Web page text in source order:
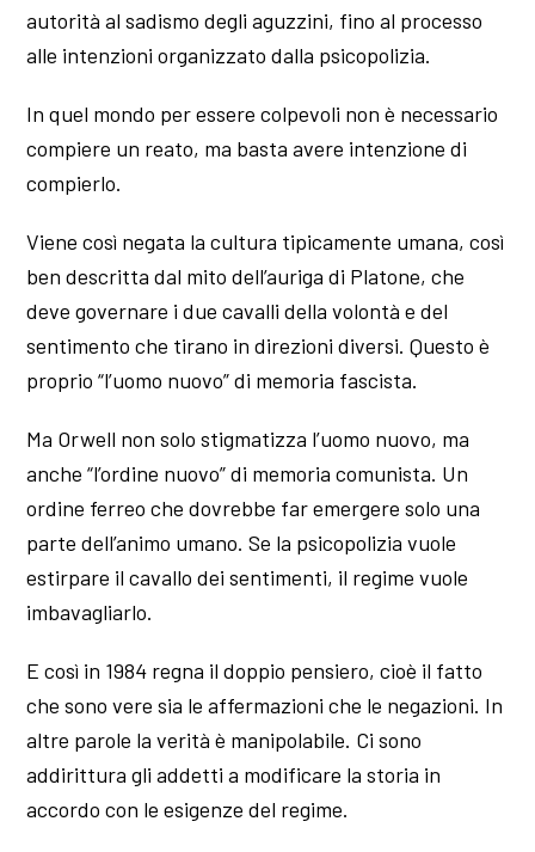
autorità al sadismo degli aguzzini, fino al processo
alle intenzioni organizzato dalla psicopolizia.
In quel mondo per essere colpevoli non è necessario
compiere un reato, ma basta avere intenzione di
compierlo.
Viene così negata la cultura tipicamente umana, così
ben descritta dal mito dell’auriga di Platone, che
deve governare i due cavalli della volontà e del
sentimento che tirano in direzioni diversi. Questo è
proprio “l’uomo nuovo” di memoria fascista.
Ma Orwell non solo stigmatizza l’uomo nuovo, ma
anche “l’ordine nuovo” di memoria comunista. Un
ordine ferreo che dovrebbe far emergere solo una
parte dell’animo umano. Se la psicopolizia vuole
estirpare il cavallo dei sentimenti, il regime vuole
imbavagliarlo.
E così in 1984 regna il doppio pensiero, cioè il fatto
che sono vere sia le affermazioni che le negazioni. In
altre parole la verità è manipolabile. Ci sono
addirittura gli addetti a modificare la storia in
accordo con le esigenze del regime.